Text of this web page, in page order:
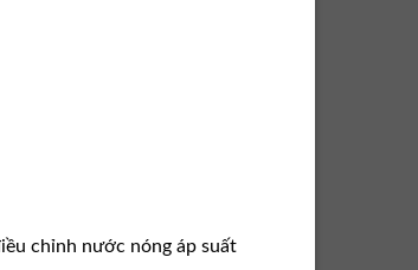
chỉnh nước nóng áp suất